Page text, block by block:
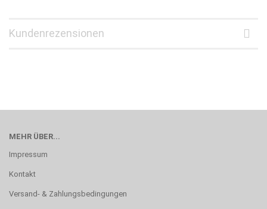
Kundenrezensionen
MEHR ÜBER...
Impressum
Kontakt
Versand- & Zahlungsbedingungen